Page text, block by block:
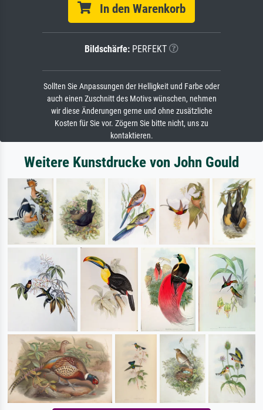
In den Warenkorb
Bildschärfe: PERFEKT
Sollten Sie Anpassungen der Helligkeit und Farbe oder
auch einen Zuschnitt des Motivs wünschen, nehmen
wir diese Änderungen gerne und ohne zusätzliche
Kosten für Sie vor. Zögern Sie bitte nicht, uns zu
kontaktieren.
Weitere Kunstdrucke von John Gould